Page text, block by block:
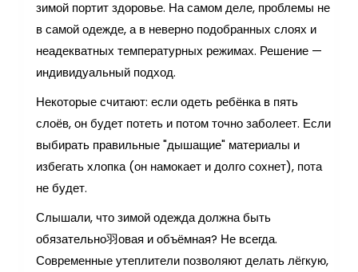
зимой портит здоровье. На самом деле, проблемы не
в самой одежде, а в неверно подобранных слоях и
неадекватных температурных режимах. Решение —
индивидуальный подход.
Некоторые считают: если одеть ребёнка в пять
слоёв, он будет потеть и потом точно заболеет. Если
выбирать правильные "дышащие" материалы и
избегать хлопка (он намокает и долго сохнет), пота
не будет.
Слышали, что зимой одежда должна быть
обязательно羽овая и объёмная? Не всегда.
Современные утеплители позволяют делать лёгкую,